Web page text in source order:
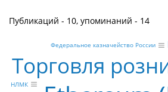
Публикаций - 10, упоминаний - 14
Торговля
НЛМК
Федеральное казначейство России